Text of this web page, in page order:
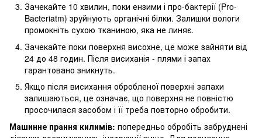
Зачекайте 10 хвилин, поки ензими і про-бактерії (Pro-
Bacteriatm) зруйнують органічні білки. Залишки вологи
промокніть сухою тканиною, яка не линяє.
Зачекайте поки поверхня висохне, це може зайняти від
24 до 48 годин. Після висиханія - плями і запах
гарантовано зникнуть.
Якщо після висихання обробленої поверхні запахи
залишаються, це означає, що поверхня не повністю
просочилася засобом і її треба повторно обробити.
Машинне прання килимів: попередньо обробіть забруднені